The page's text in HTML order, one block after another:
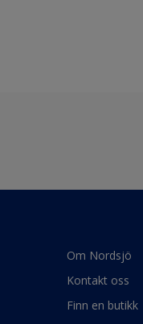
Om Nordsjö
Kontakt oss
Finn en butikk